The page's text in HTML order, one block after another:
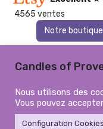
4565 ventes
Notre
‹
Client
Magnifique,
d’avoir
Candles of
Nous utilisons des
Vous pouvez
Configuration Cookies